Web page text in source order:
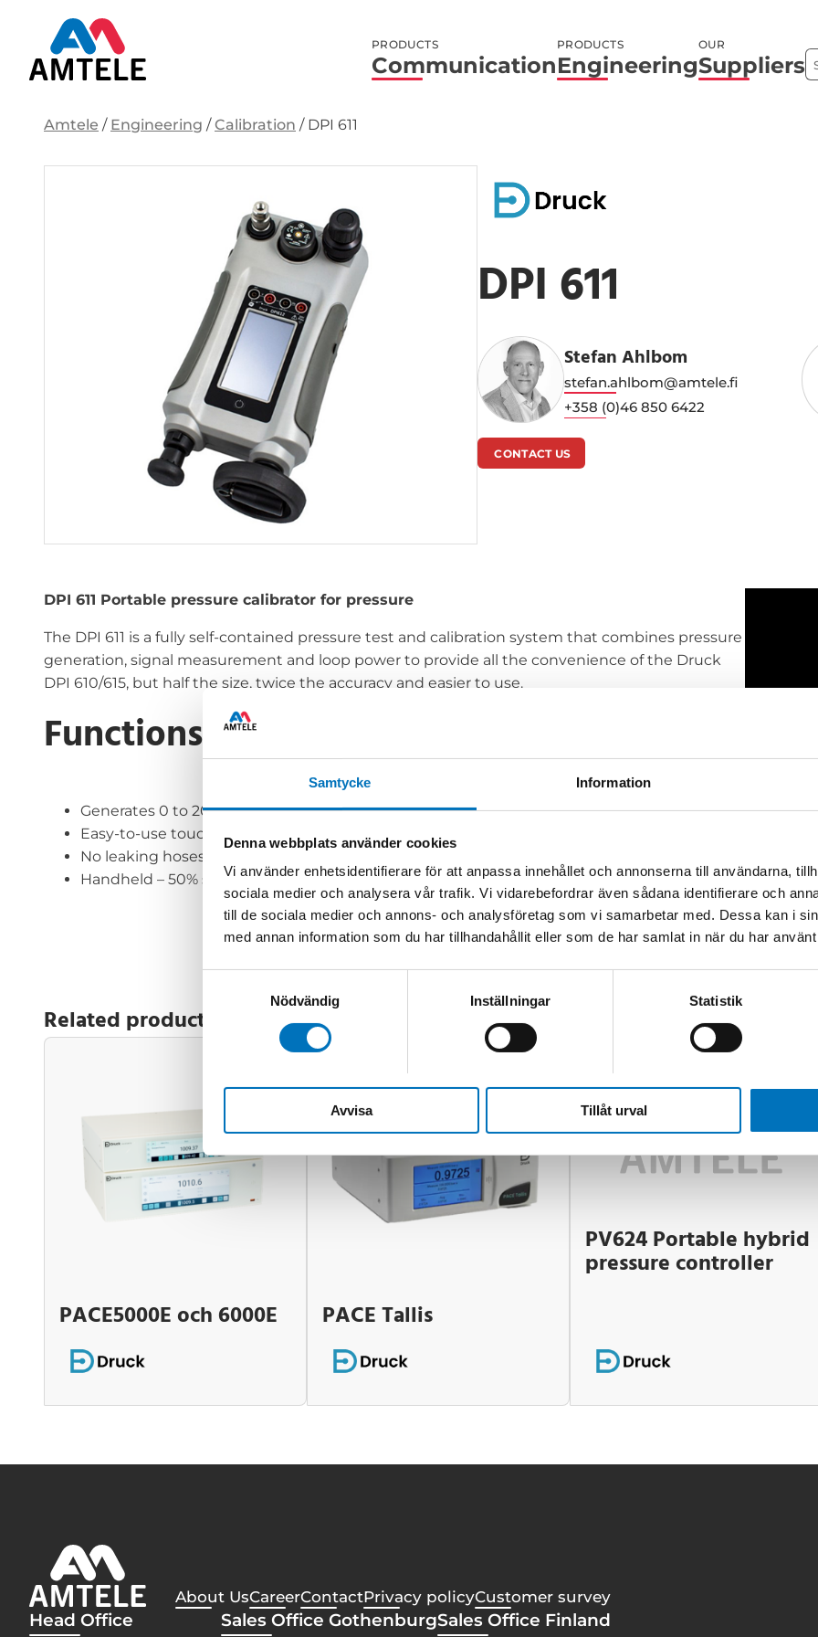
Samtycke Information
Denna webbplats använder cookies
Vi använder enhetsidentifierare för att anpassa innehållet och annonserna till användarna,
sociala medier och analysera vår trafik. Vi vidarebefordrar även sådana identifierare och
till de sociala medier och annons- och analysföretag som vi samarbetar med. Dessa kan i
med annan information som du har tillhandahållit eller som de har samlat in när du har
Nödvändig
Inställningar Statistik
Avvisa Tillåt urval
PRODUCTS
Communication
PRODUCTS
Engineering
OUR
Suppliers
Amtele / Engineering /Calibration / DPI 611
DPI 611
Stefan Ahlbom
stefan.ahlbom@amtele.fi
+358 (0)46 850 6422
CONTACT US
DPI 611 Portable pressure calibrator for pressure
The DPI 611 is a fully self-contained pressure test and calibration system that combines pressure
generation, signal measurement and loop power to provide all the convenience of the Druck
DPI 610/615, but half the size, twice the accuracy and easier to use.
Functions:
Generates 0 to 20 bar / 300 psi within 30 seconds
Easy-to-use touchscreen.
No leaking hoses and/or fittings.
Handheld – 50% smaller and 33% lighter than the DPI610
Related products
PACE5000E och 6000E PACE Tallis
PV624 Portable hybrid
pressure controller
About UsCareerContactPrivacy policyCustomer survey
Head Office Sales Office GothenburgSales Office Finland